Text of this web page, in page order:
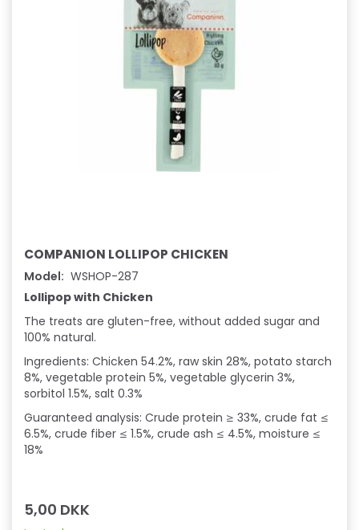
COMPANION LOLLIPOP CHICKEN
Model: WSHOP-287
Lollipop with Chicken
The treats are gluten-free, without added sugar and
100% natural.
Ingredients: Chicken 54.2%, raw skin 28%, potato starch
8%, vegetable protein 5%, vegetable glycerin 3%,
sorbitol 1.5%, salt 0.3%
Guaranteed analysis: Crude protein ≥ 33%, crude fat ≤
6.5%, crude fiber ≤ 1.5%, crude ash ≤ 4.5%, moisture ≤
18%
5,00 DKK